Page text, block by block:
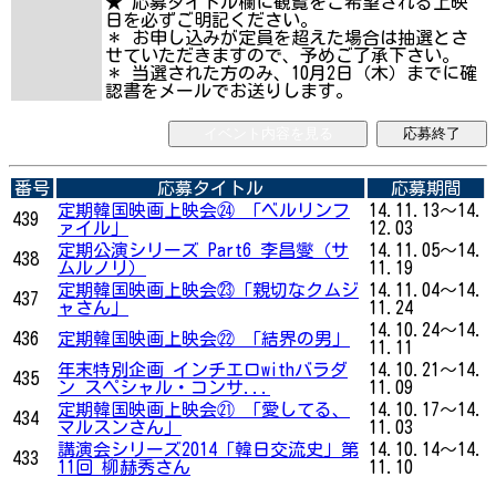
日を必ずご明記ください。
＊ お申し込みが定員を超えた場合は抽選とさ
せていただきますので、予めご了承下さい。
＊ 当選された方のみ、10月2日（木）までに確
認書をメールでお送りします。
応募終了
番号 応募タイトル
応募期間
439
定期韓国映画上映会㉔ 「ベルリンフ
ァイル」
14.11.13～14.
12.03
438
定期公演シリーズ Part6 李昌燮（サ
ムルノリ）
14.11.05～14.
11.19
437
定期韓国映画上映会㉓「親切なクムジ
ャさん」
14.11.04～14.
11.24
436
定期韓国映画上映会㉒ 「結界の男」
14.10.24～14.
11.11
435
年末特別企画 インチエロwithバラダ
ン スペシャル・コンサ...
14.10.21～14.
11.09
434
定期韓国映画上映会㉑ 「愛してる、
マルスンさん」
14.10.17～14.
11.03
433
講演会シリーズ2014「韓日交流史」第
11回 柳赫秀さん
14.10.14～14.
11.10